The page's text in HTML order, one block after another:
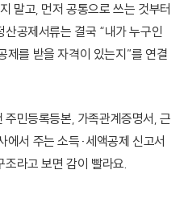
말고, 먼저 공통으로 쓰는 것부터
공제서류는 결국 “내가 누구인
제를 받을 자격이 있는지”를 연결
민등록등본, 가족관계증명서, 근
에서 주는 소득·세액공제 신고서
라고 보면 감이 빨라요.